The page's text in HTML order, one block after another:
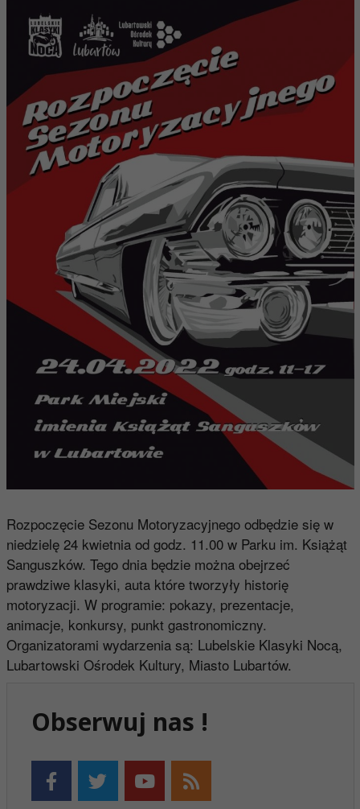
Rozpoczęcie Sezonu Motoryzacyjnego odbędzie się w
niedzielę 24 kwietnia od godz. 11.00 w Parku im. Książąt
Sanguszków. Tego dnia będzie można obejrzeć
prawdziwe klasyki, auta które tworzyły historię
motoryzacji. W programie: pokazy, prezentacje,
animacje, konkursy, punkt gastronomiczny.
Organizatorami wydarzenia są: Lubelskie Klasyki Nocą,
Lubartowski Ośrodek Kultury, Miasto Lubartów.
Obserwuj nas !